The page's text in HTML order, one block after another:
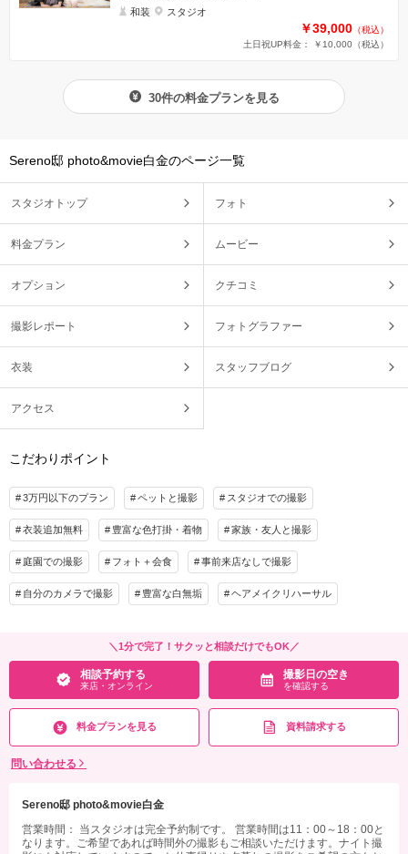
和装 スタジオ
￥39,000 （税込）
土日祝UP料金： ￥10,000 （税込）
30件の料金プランを見る
Sereno邸 photo&movie白金のページ一覧
スタジオトップ フォト
料金プラン ムービー
オプション クチコミ
撮影レポート フォトグラファー
衣装 スタッフブログ
アクセス
こだわりポイント
3万円以下のプラン ペットと撮影 スタジオでの撮影
衣装追加無料 豊富な色打掛・着物 家族・友人と撮影
庭園での撮影 フォト＋会食 事前来店なしで撮影
自分のカメラで撮影 豊富な白無垢 ヘアメイクリハーサル
＼1分で完了！サクッと相談だけでもOK／
相談予約する
来店・オンライン
撮影日の空き
を確認する
料金プランを見る 資料請求する
問い合わせる
Sereno邸 photo&movie白金
営業時間： 当スタジオは完全予約制です。 営業時間は11：00～18：00と
なります。ご希望であれば時間外の撮影もご相談いただけます。ナイト撮